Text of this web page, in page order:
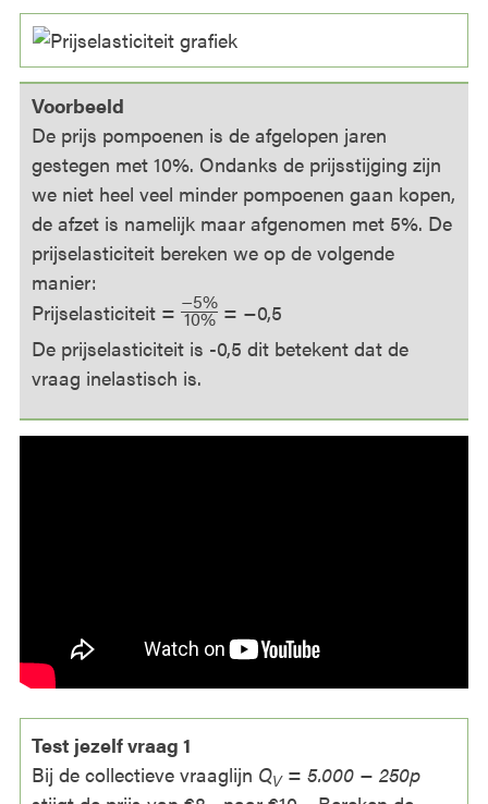
Voorbeeld
De prijs pompoenen is de afgelopen jaren
gestegen met 10%. Ondanks de prijsstijging zijn
we niet heel veel minder pompoenen gaan kopen,
de afzet is namelijk maar afgenomen met 5%. De
prijselasticiteit bereken we op de volgende
manier:
Prijselasticiteit =−5%
10% = −0,5
De prijselasticiteit is -0,5 dit betekent dat de
vraag inelastisch is.
Test jezelf vraag 1
Bij de collectieve vraaglijn QV= 5.000 − 250p